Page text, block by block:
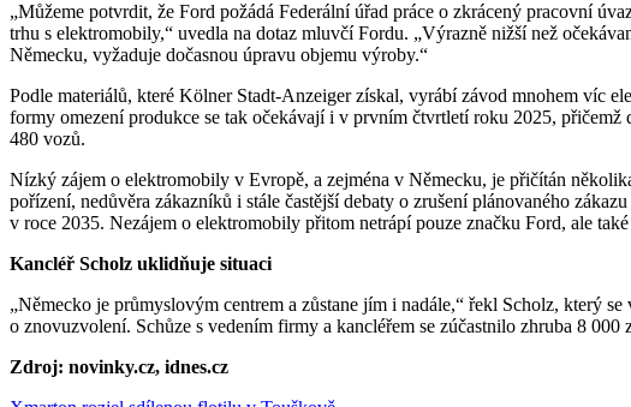
„Můžeme potvrdit, že Ford požádá Federální úřad práce o zkrácený pracovní
trhu s elektromobily,“ uvedla na dotaz mluvčí Fordu. „Výrazně nižší než
Německu, vyžaduje dočasnou úpravu objemu výroby.“
Podle materiálů, které Kölner Stadt-Anzeiger získal, vyrábí závod mnohem víc elektromobilů, než je schopen prodat. Určité
formy omezení produkce se tak očekávají i v prvním čtvrtletí roku 2025, přičemž
480 vozů.
Nízký zájem o elektromobily v Evropě, a zejména v Německu, je přičítán několika faktorům, jako je konec dotací na jejich
pořízení, nedůvěra zákazníků i stále častější debaty o zrušení plánovaného
v roce 2035. Nezájem o elektromobily přitom netrápí pouze značku Ford, ale
Kancléř Scholz uklidňuje situaci
„Německo je průmyslovým centrem a zůstane jím i nadále,“ řekl Scholz, který
o znovuzvolení. Schůze s vedením firmy a kancléřem se zúčastnilo zhruba 8 000
Zdroj: novinky.cz, idnes.cz